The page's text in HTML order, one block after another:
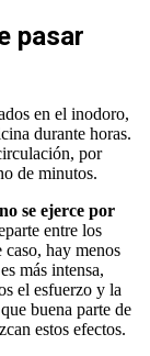
pasar
en el inodoro,
durante horas.
por
de minutos.
se ejerce por
entre los
caso, hay menos
más intensa,
el esfuerzo y la
buena parte de
estos efectos.